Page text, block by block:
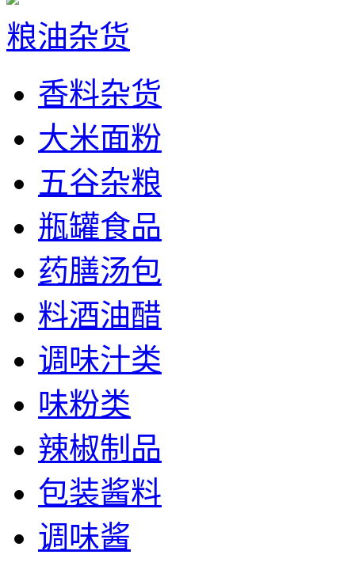
粮油杂货
香料杂货
大米面粉
五谷杂粮
瓶罐食品
药膳汤包
料酒油醋
调味汁类
味粉类
辣椒制品
包装酱料
调味酱